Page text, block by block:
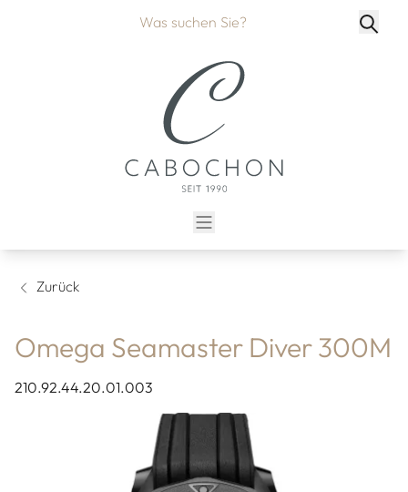
Zurück
Omega Seamaster Diver 300M
210.92.44.20.01.003